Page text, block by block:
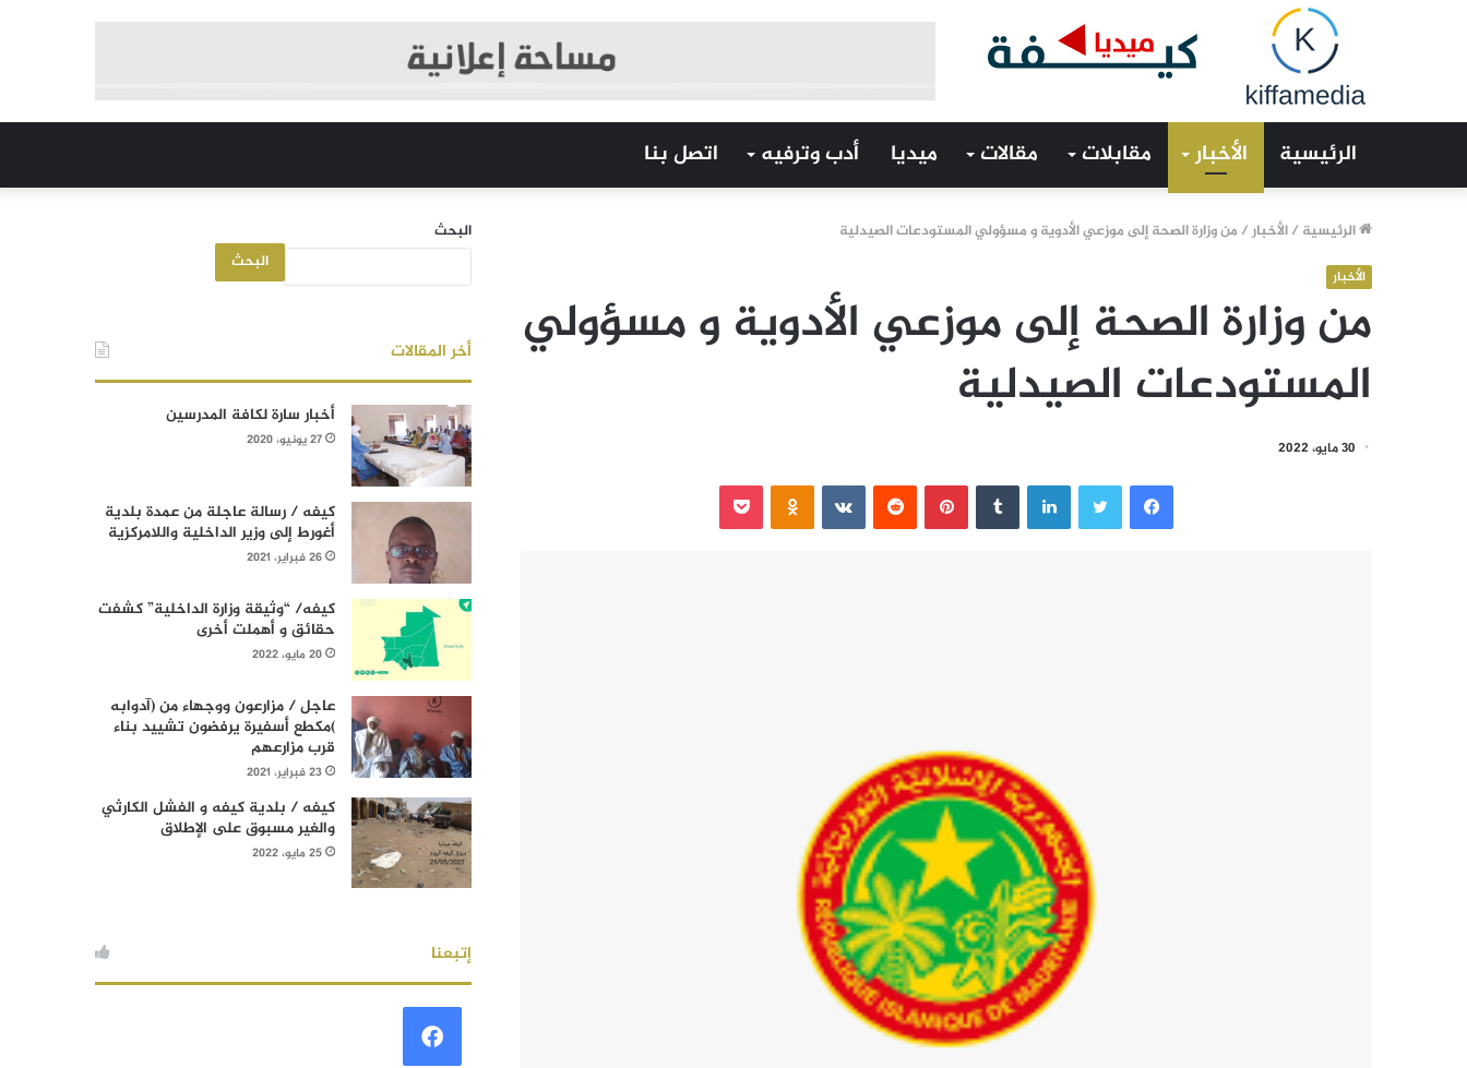
الرئيسية الأخبار مقابلات مقالات ميديا أدب وترفيه اتصل بنا
الرئيسية /الأخبار/ من وزارة الصحة إلى موزعي الأدوية و مسؤولي المستودعات الصيدلية
الأخبار
من وزارة الصحة إلى موزعي الأدوية و مسؤولي
المستودعات الصيدلية
30 مايو، 2022
فيسبوك لينكدإن بينتيريست
البحث
البحث
أخر المقالات
أخبار سارة لكافة المدرسين
27 يونيو، 2020
كيفه / رسالة عاجلة من عمدة بلدية
أغورط إلى وزير الداخلية واللامركزية
26 فبراير، 2021
كيفه/ “وثيقة وزارة الداخلية” كشفت
حقائق و أهملت أخرى
20 مايو، 2022
عاجل / مزارعون ووجهاء من (آدوابه
)مكطع أسفيرة يرفضون تشييد بناء
قرب مزارعهم
23 فبراير، 2021
كيفه / بلدية كيفه و الفشل الكارثي
والغير مسبوق على الإطلاق
25 مايو، 2022
إتبعنا